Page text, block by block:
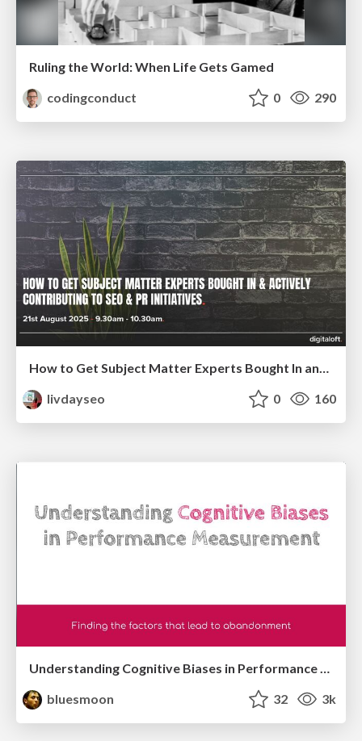
Ruling the World: When Life Gets Gamed
codingconduct
0 290
livdayseo
0 160
Understanding Cognitive Biases in Performance Measurement
bluesmoon
32 3k